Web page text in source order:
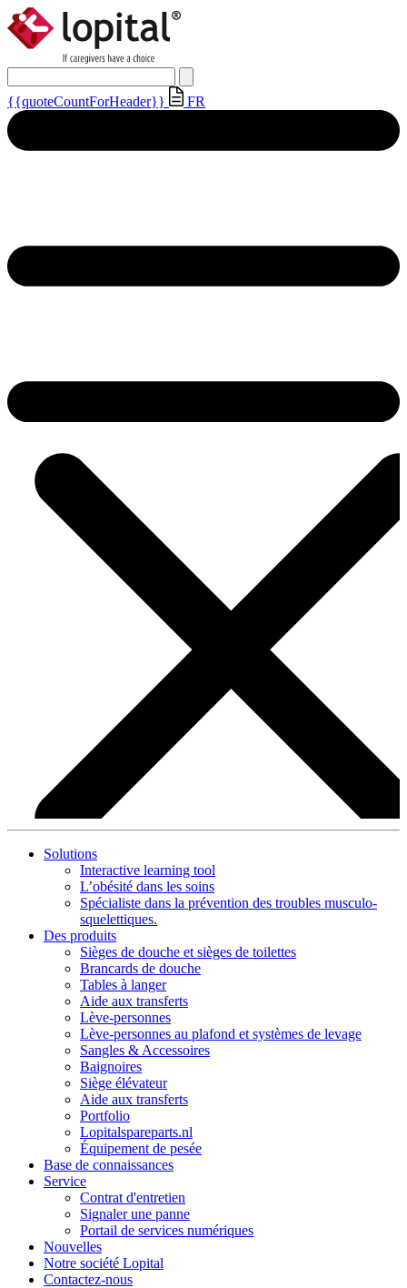
{{quoteCountForHeader}} FR
Solutions
Interactive learning tool
L’obésité dans les soins
Spécialiste dans la prévention des troubles musculo-
squelettiques.
Des produits
Sièges de douche et sièges de toilettes
Brancards de douche
Tables à langer
Aide aux transferts
Lève-personnes
Lève-personnes au plafond et systèmes de levage
Sangles & Accessoires
Baignoires
Siège élévateur
Aide aux transferts
Portfolio
Lopitalspareparts.nl
Équipement de pesée
Base de connaissances
Service
Contrat d'entretien
Signaler une panne
Portail de services numériques
Nouvelles
Notre société Lopital
Contactez-nous